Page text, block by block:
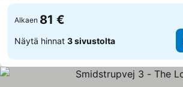
Alkaen 81 €
Näytä hinnat 3 sivustolta